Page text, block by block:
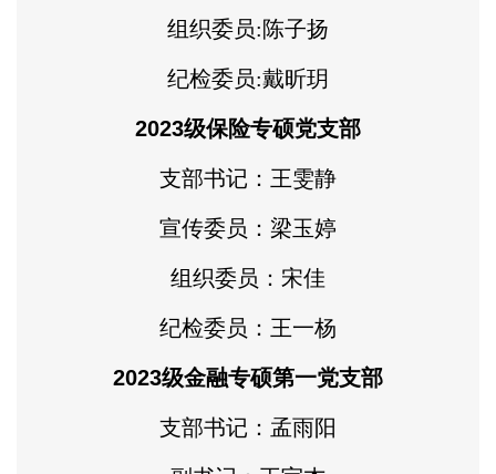
组织委员:陈子扬
纪检委员:戴昕玥
2023级保险专硕党支部
支部书记：王雯静
宣传委员：梁玉婷
组织委员：宋佳
纪检委员：王一杨
2023级金融专硕第一党支部
支部书记：孟雨阳